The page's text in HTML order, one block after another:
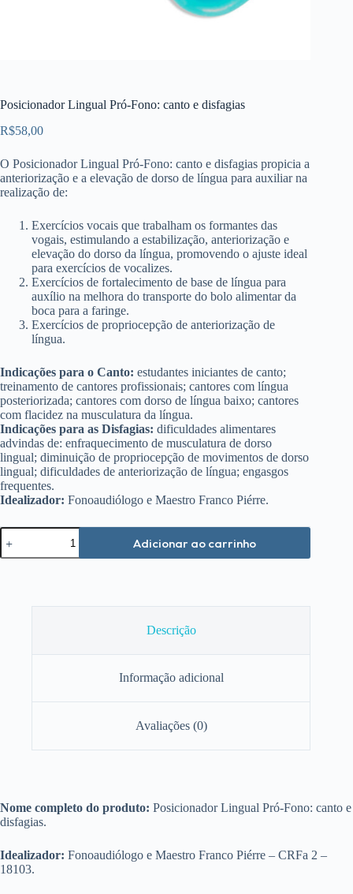
Posicionador Lingual Pró-Fono: canto e disfagias
R$58,00
O Posicionador Lingual Pró-Fono: canto e disfagias propicia a
anteriorização e a elevação de dorso de língua para auxiliar na
realização de:
Exercícios vocais que trabalham os formantes das
vogais, estimulando a estabilização, anteriorização e
elevação do dorso da língua, promovendo o ajuste ideal
para exercícios de vocalizes.
Exercícios de fortalecimento de base de língua para
auxílio na melhora do transporte do bolo alimentar da
boca para a faringe.
Exercícios de propriocepção de anteriorização de
língua.
Indicações para o Canto: estudantes iniciantes de canto;
treinamento de cantores profissionais; cantores com língua
posteriorizada; cantores com dorso de língua baixo; cantores
com flacidez na musculatura da língua.
Indicações para as Disfagias: dificuldades alimentares
advindas de: enfraquecimento de musculatura de dorso
lingual; diminuição de propriocepção de movimentos de dorso
lingual; dificuldades de anteriorização de língua; engasgos
frequentes.
Idealizador: Fonoaudiólogo e Maestro Franco Piérre.
Posicionador
Lingual
Pró-
Adicionar ao carrinho
Descrição
Informação adicional
Avaliações (0)
Nome completo do produto: Posicionador Lingual Pró-Fono: canto e
disfagias.
Idealizador: Fonoaudiólogo e Maestro Franco Piérre – CRFa 2 –
18103.